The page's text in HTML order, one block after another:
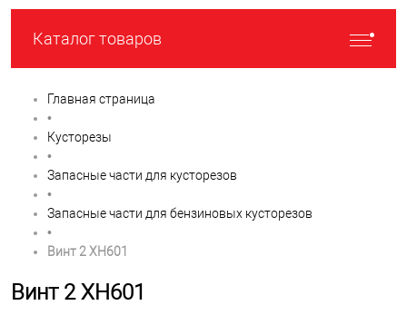
Каталог товаров
Главная страница
•
Кусторезы
•
Запасные части для кусторезов
•
Запасные части для бензиновых кусторезов
•
Винт 2 XH601
Винт 2 XH601